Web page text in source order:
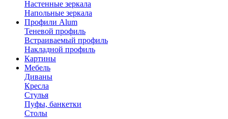
Настенные зеркала
Напольные зеркала
Профили Alum
Теневой профиль
Встраиваемый профиль
Накладной профиль
Картины
Мебель
Диваны
Кресла
Стулья
Пуфы, банкетки
Столы